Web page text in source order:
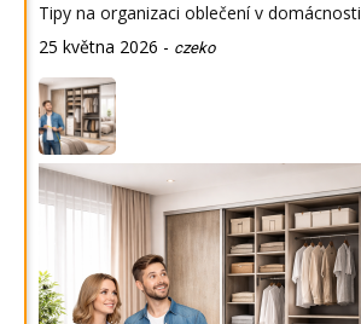
Tipy na organizaci oblečení v domácnosti
25 května 2026 - czeko